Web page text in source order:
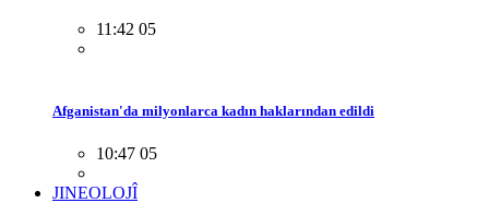
11:42 05
Afganistan'da milyonlarca kadın haklarından edildi
10:47 05
JINEOLOJÎ